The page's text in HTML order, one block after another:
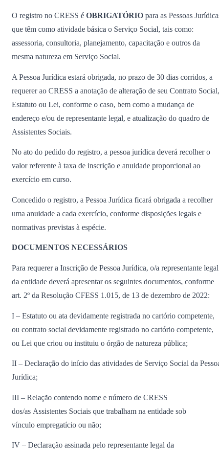
O registro no CRESS é OBRIGATÓRIO para as Pessoas
que têm como atividade básica o Serviço Social, tais como:
assessoria, consultoria, planejamento, capacitação e outros da
mesma natureza em Serviço Social.
A Pessoa Jurídica estará obrigada, no prazo de 30 dias corridos, a
requerer ao CRESS a anotação de alteração de seu Contrato Social,
Estatuto ou Lei, conforme o caso, bem como a mudança de
endereço e/ou de representante legal, e atualização do quadro de
Assistentes Sociais.
No ato do pedido do registro, a pessoa jurídica deverá recolher o
valor referente à taxa de inscrição e anuidade proporcional ao
exercício em curso.
Concedido o registro, a Pessoa Jurídica ficará obrigada a recolher
uma anuidade a cada exercício, conforme disposições legais e
normativas previstas à espécie.
DOCUMENTOS NECESSÁRIOS
Para requerer a Inscrição de Pessoa Jurídica, o/a representante legal
da entidade deverá apresentar os seguintes documentos, conforme
art. 2º da Resolução CFESS 1.015, de 13 de dezembro de 2022:
I – Estatuto ou ata devidamente registrada no cartório competente,
ou contrato social devidamente registrado no cartório competente,
ou Lei que criou ou instituiu o órgão de natureza pública;
II – Declaração do início das atividades de Serviço Social da
Jurídica;
III – Relação contendo nome e número de CRESS
dos/as Assistentes Sociais que trabalham na entidade sob
vínculo empregatício ou não;
IV – Declaração assinada pelo representante legal da